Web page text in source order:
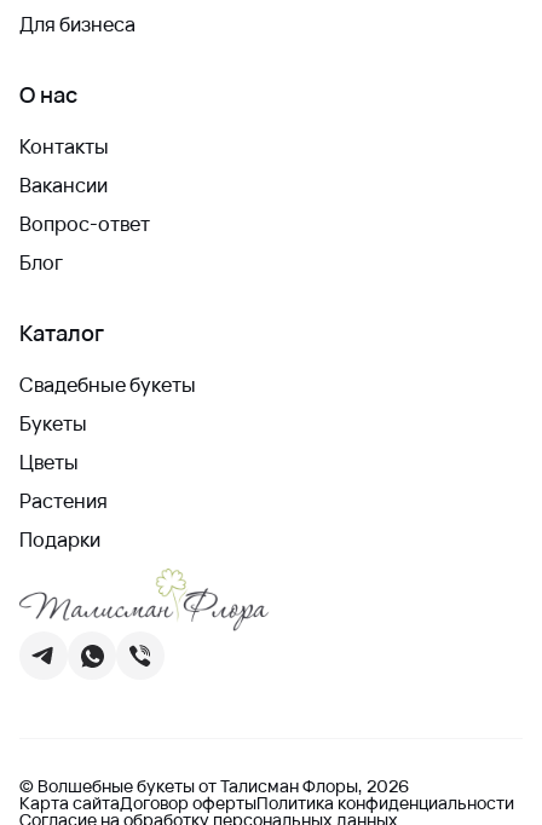
Для бизнеса
О нас
Контакты
Вакансии
Вопрос-ответ
Блог
Каталог
Свадебные букеты
Букеты
Цветы
Растения
Подарки
© Волшебные букеты от Талисман Флоры, 2026
Карта сайтаДоговор офертыПолитика конфиденциальности
Согласие на обработку персональных данных